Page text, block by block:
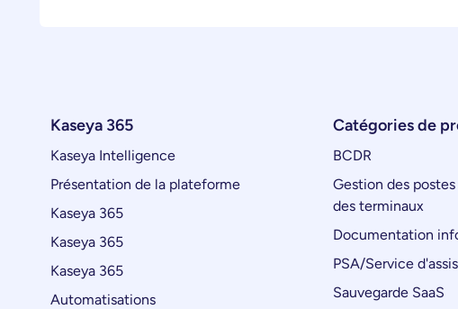
Kaseya 365
Kaseya Intelligence
Présentation de la plateforme
Kaseya 365
Kaseya 365
Kaseya 365
Automatisations
Catégories de
BCDR
Gestion des
des terminaux
Documentation
PSA/Service
Sauvegarde SaaS